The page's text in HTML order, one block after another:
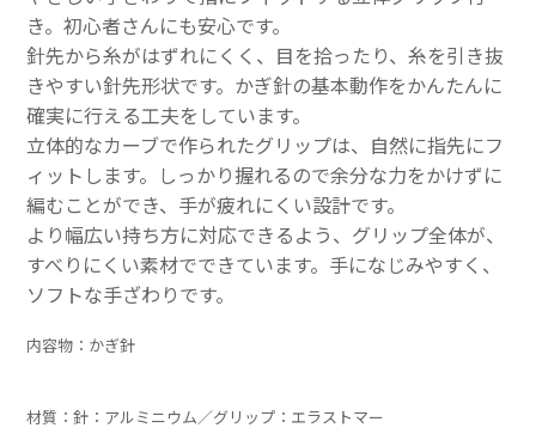
き。初心者さんにも安心です。
針先から糸がはずれにくく、目を拾ったり、糸を引き抜
きやすい針先形状です。かぎ針の基本動作をかんたんに
確実に行える工夫をしています。
立体的なカーブで作られたグリップは、自然に指先にフ
ィットします。しっかり握れるので余分な力をかけずに
編むことができ、手が疲れにくい設計です。
より幅広い持ち方に対応できるよう、グリップ全体が、
すべりにくい素材でできています。手になじみやすく、
ソフトな手ざわりです。
内容物：かぎ針
材質：針：アルミニウム／グリップ：エラストマー